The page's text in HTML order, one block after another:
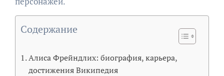
Содержание
Алиса Фрейндлих: биография, карьера,
достижения Википедия